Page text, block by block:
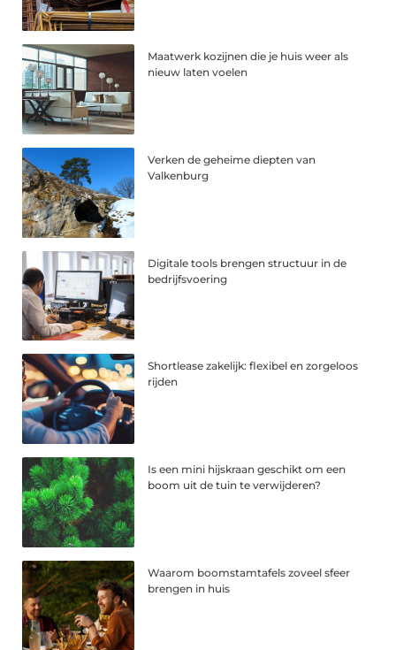
Maatwerk kozijnen die je huis weer als
nieuw laten voelen
Verken de geheime diepten van
Valkenburg
Digitale tools brengen structuur in de
bedrijfsvoering
Shortlease zakelijk: flexibel en zorgeloos
rijden
Is een mini hijskraan geschikt om een
boom uit de tuin te verwijderen?
Waarom boomstamtafels zoveel sfeer
brengen in huis